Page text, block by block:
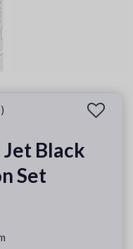
Black
Set